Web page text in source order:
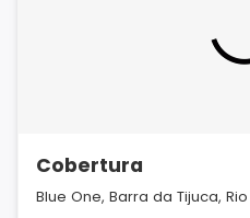
Cobertura
Blue One, Barra da Tijuca,